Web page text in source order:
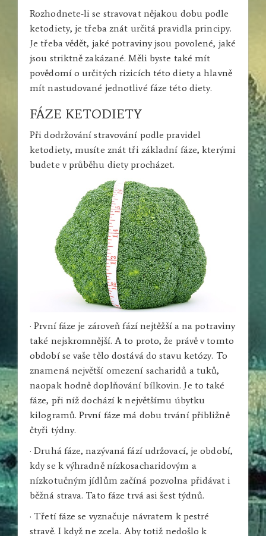
Rozhodnete-li se stravovat nějakou dobu podle
ketodiety, je třeba znát určitá pravidla principy.
Je třeba vědět, jaké potraviny jsou povolené, jaké
jsou striktně zakázané. Měli byste také mít
povědomí o určitých rizicích této diety a hlavně
mít nastudované jednotlivé fáze této diety.
FÁZE KETODIETY
Při dodržování stravování podle pravidel
ketodiety, musíte znát tři základní fáze, kterými
budete v průběhu diety procházet.
· První fáze je zároveň fází nejtěžší a na potraviny
také nejskromnější. A to proto, že právě v tomto
období se vaše tělo dostává do stavu ketózy. To
znamená největší omezení sacharidů a tuků,
naopak hodně doplňování bílkovin. Je to také
fáze, při níž dochází k největšímu úbytku
kilogramů. První fáze má dobu trvání přibližně
čtyři týdny.
· Druhá fáze, nazývaná fází udržovací, je období,
kdy se k výhradně nízkosacharidovým a
nízkotučným jídlům začíná pozvolna přidávat i
běžná strava. Tato fáze trvá asi šest týdnů.
· Třetí fáze se vyznačuje návratem k pestré
stravě. I když ne zcela. Aby totiž nedošlo k